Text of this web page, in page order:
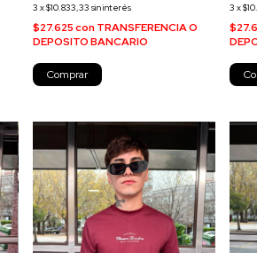
3 x$10.833,33 sin interés
$27.625con TRANSFERENCIA O
DEPOSITO BANCARIO
Comprar
3 x